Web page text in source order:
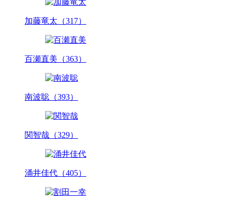
加藤竜太（317）
百瀬直美（363）
南波聡（393）
関智哉（329）
涌井佳代（405）